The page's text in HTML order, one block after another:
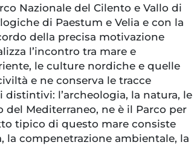
Nazionale del Cilento e Vallo di
di Paestum e Velia e con la
della precisa motivazione
l’incontro tra mare e
le culture nordiche e quelle
e ne conserva le tracce
l’archeologia, la natura, le
Mediterraneo, ne è il Parco per
tipico di questo mare consiste
la compenetrazione ambientale, la